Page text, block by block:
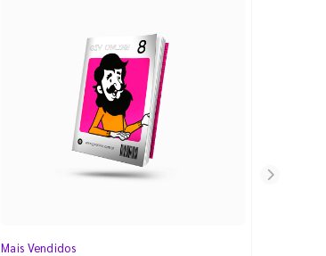
Mais Vendidos